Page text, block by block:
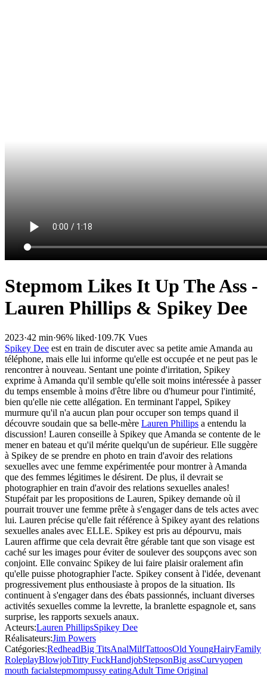
Stepmom Likes It Up The Ass -
Lauren Phillips & Spikey Dee
2023·42 min·96% liked·109.7K Vues
Spikey Dee est en train de discuter avec sa petite amie Amanda au
téléphone, mais elle lui informe qu'elle est occupée et ne peut pas le
rencontrer à nouveau. Sentant une pointe d'irritation, Spikey
exprime à Amanda qu'il semble qu'elle soit moins intéressée à passer
du temps ensemble à moins d'être libre ou d'humeur pour l'intimité,
bien qu'elle nie cette allégation. En terminant l'appel, Spikey
murmure qu'il n'a aucun plan pour occuper son temps quand il
découvre soudain que sa belle-mère Lauren Phillips a entendu la
discussion! Lauren conseille à Spikey que Amanda se contente de le
mener en bateau et qu'il mérite quelqu'un de supérieur. Elle suggère
à Spikey de se prendre en photo en train d'avoir des relations
sexuelles avec une femme expérimentée pour montrer à Amanda
que des femmes légitimes le désirent. De plus, il devrait se
photographier en train d'avoir des relations sexuelles anales!
Stupéfait par les propositions de Lauren, Spikey demande où il
pourrait trouver une femme prête à s'engager dans de tels actes avec
lui. Lauren précise qu'elle fait référence à Spikey ayant des relations
sexuelles anales avec ELLE. Spikey est pris au dépourvu, mais
Lauren affirme que cela devrait être gérable tant que son visage est
caché sur les images pour éviter de soulever des soupçons avec son
conjoint. Elle convainc Spikey de lui faire plaisir oralement afin
qu'elle puisse photographier l'acte. Spikey consent à l'idée, devenant
progressivement plus enthousiaste à propos de la situation. Ils
continuent à s'engager dans des ébats passionnés, incluant diverses
activités sexuelles comme la levrette, la branlette espagnole et, sans
surprise, les rapports sexuels anaux.
Acteurs:Lauren PhillipsSpikey Dee
Réalisateurs:Jim Powers
Catégories:RedheadBig TitsAnalMilfTattoosOld YoungHairyFamily
RoleplayBlowjobTitty FuckHandjobStepsonBig assCurvyopen
mouth facialstepmompussy eatingAdult Time Original